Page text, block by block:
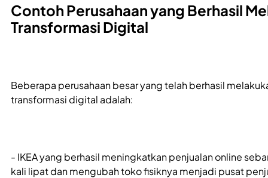
Contoh Perusahaan yang Berhasil
Transformasi Digital
Beberapa perusahaan besar yang telah berhasil
transformasi digital adalah:
- IKEA yang berhasil meningkatkan penjualan online
kali lipat dan mengubah toko fisiknya menjadi pusat